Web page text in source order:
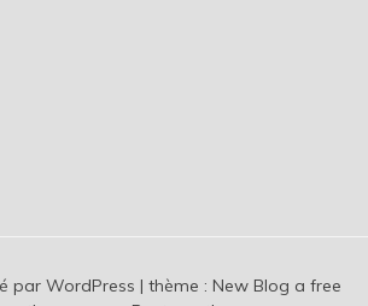
par WordPress | thème : New Blog a free